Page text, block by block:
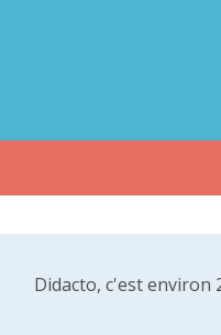
Didacto, c'est environ